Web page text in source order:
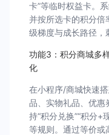
卡”等临时权益卡。
并按所选卡的积分
级梯度与成长路径，
功能3：积分商城多
化
在小程序/商城快速
品、实物礼品、优惠
持“积分兑换”“积分+
等规则。通过等价或